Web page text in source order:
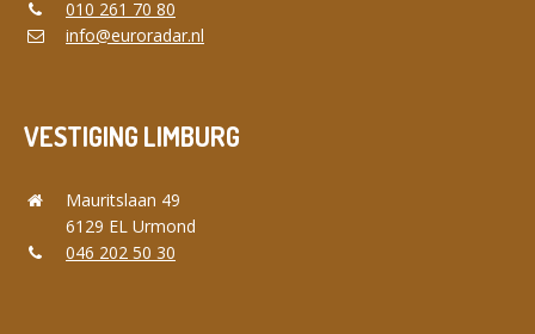
010 261 70 80
info@euroradar.nl
VESTIGING LIMBURG
Mauritslaan 49
6129 EL Urmond
046 202 50 30